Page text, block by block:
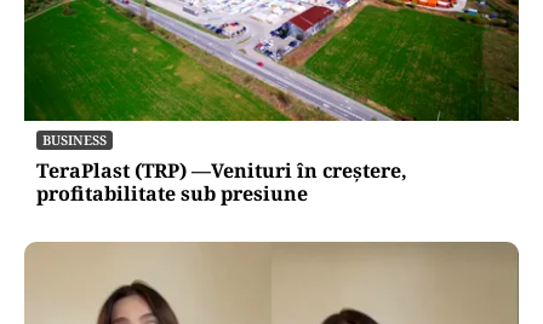
BUSINESS
TeraPlast (TRP) —Venituri în creștere,
profitabilitate sub presiune